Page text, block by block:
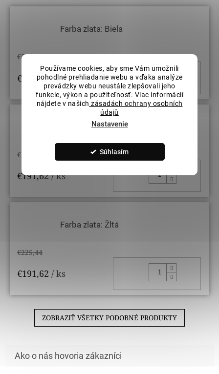
Používame cookies, aby sme Vám umožnili
pohodlné prehliadanie webu a vďaka analýze
prevádzky webu neustále zlepšovali jeho
funkcie, výkon a použiteľnosť. Viac informácií
nájdete v našich zásadách ochrany osobních
údajů
Nastavenie
Súhlasím
Farba zlata: Biela
€225,44
€191,62/ ks
Farba zlata: Ružová
€225,44
€191,62/ ks DO
Farba zlata: Žltá
€225,44
€191,62 / ks
ZOBRAZIŤ VŠETKY PODOBNÉ PRODUKTY